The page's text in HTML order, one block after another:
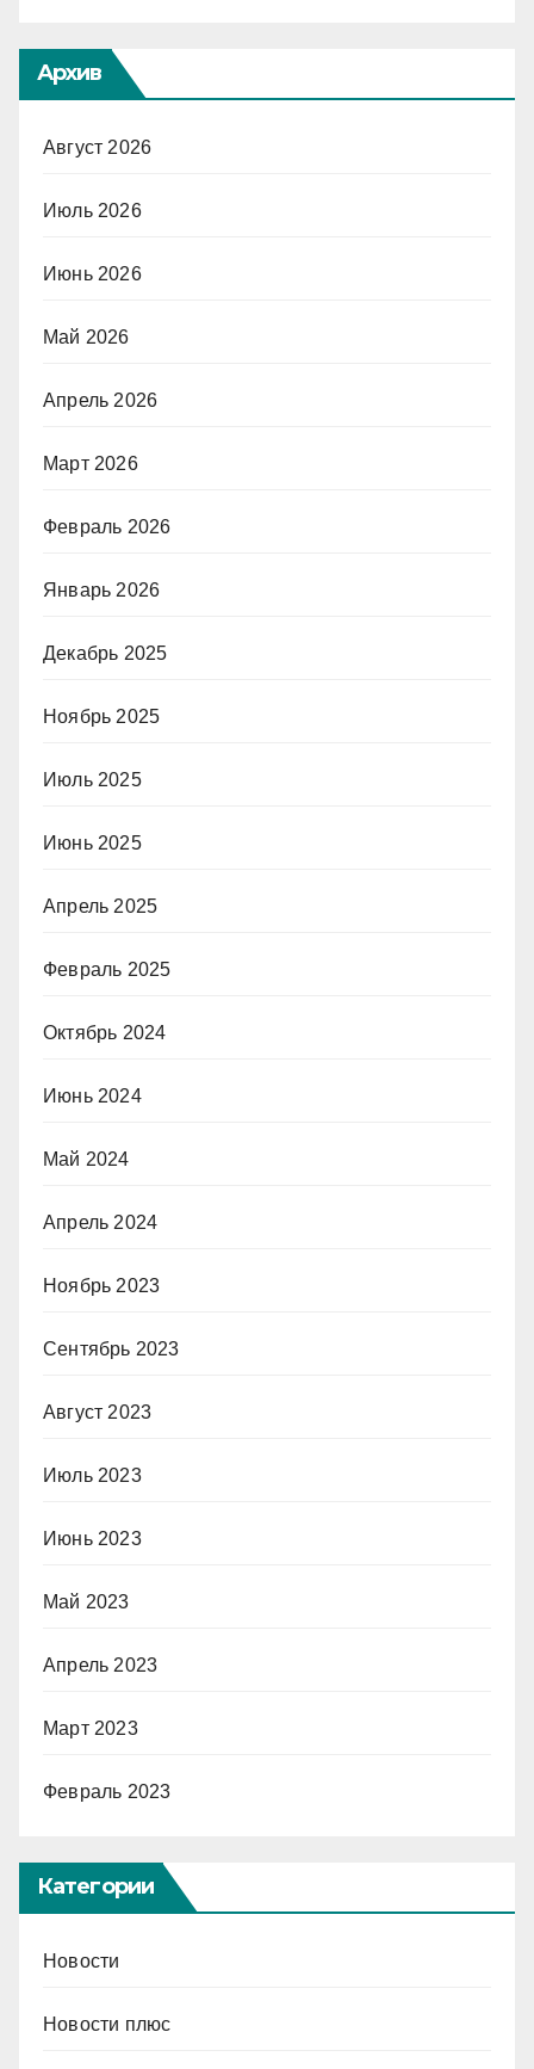
Архив
Август 2026
Июль 2026
Июнь 2026
Май 2026
Апрель 2026
Март 2026
Февраль 2026
Январь 2026
Декабрь 2025
Ноябрь 2025
Июль 2025
Июнь 2025
Апрель 2025
Февраль 2025
Октябрь 2024
Июнь 2024
Май 2024
Апрель 2024
Ноябрь 2023
Сентябрь 2023
Август 2023
Июль 2023
Июнь 2023
Май 2023
Апрель 2023
Март 2023
Февраль 2023
Категории
Новости
Новости плюс